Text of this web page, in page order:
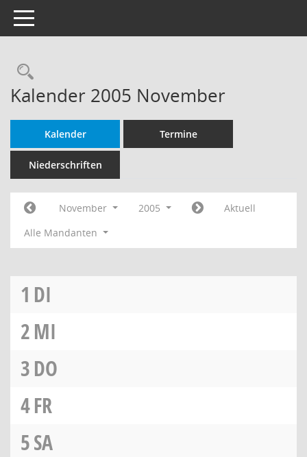
Toggle navigation
Rechercheauswahl
Kalender 2005 November
Kalender Termine
Niederschriften
November 2005
Aktuell
Alle Mandanten
1 DI
2MI
3DO
4FR
5SA